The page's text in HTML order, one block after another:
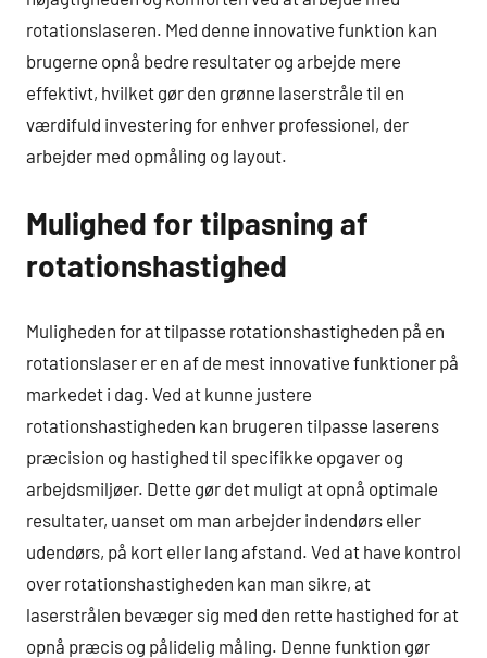
rotationslaseren. Med denne innovative funktion kan
brugerne opnå bedre resultater og arbejde mere
effektivt, hvilket gør den grønne laserstråle til en
værdifuld investering for enhver professionel, der
arbejder med opmåling og layout.
Mulighed for tilpasning af
rotationshastighed
Muligheden for at tilpasse rotationshastigheden på en
rotationslaser er en af de mest innovative funktioner på
markedet i dag. Ved at kunne justere
rotationshastigheden kan brugeren tilpasse laserens
præcision og hastighed til specifikke opgaver og
arbejdsmiljøer. Dette gør det muligt at opnå optimale
resultater, uanset om man arbejder indendørs eller
udendørs, på kort eller lang afstand. Ved at have kontrol
over rotationshastigheden kan man sikre, at
laserstrålen bevæger sig med den rette hastighed for at
opnå præcis og pålidelig måling. Denne funktion gør